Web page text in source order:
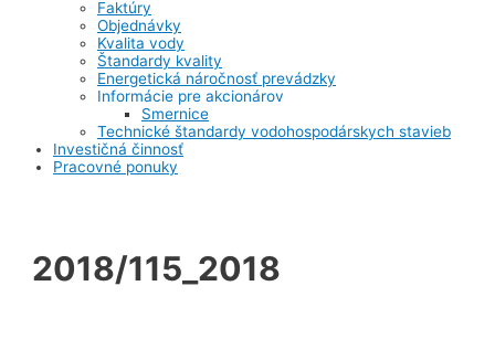
Faktúry
Objednávky
Kvalita vody
Štandardy kvality
Energetická náročnosť prevádzky
Informácie pre akcionárov
Smernice
Technické štandardy vodohospodárskych stavieb
Investičná činnosť
Pracovné ponuky
2018/115_2018